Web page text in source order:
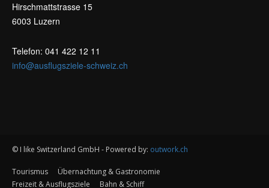
Hirschmattstrasse 15
6003 Luzern
Telefon: 041 422 12 11
info@ausflugsziele-schweiz.ch
© I like Switzerland GmbH - Powered by: outwork.ch
Tourismus
Übernachtung & Gastronomie
Freizeit & Ausflugsziele
Bahn & Schiff